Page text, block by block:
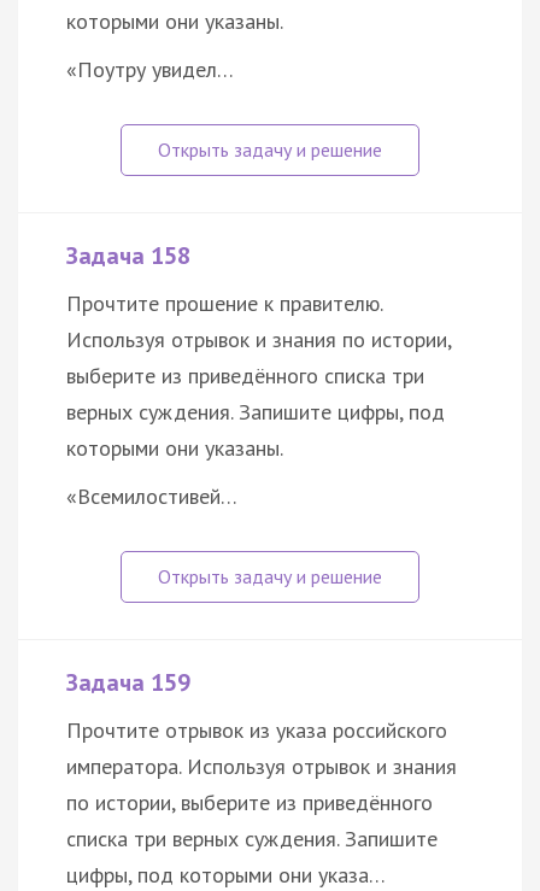
которыми они указаны.
«Поутру увидел…
Задача 158
Прочтите прошение к правителю.
Используя отрывок и знания по истории,
выберите из приведённого списка три
верных суждения. Запишите цифры, под
которыми они указаны.
«Всемилостивей…
Задача 159
Прочтите отрывок из указа российского
императора. Используя отрывок и знания
по истории, выберите из приведённого
списка три верных суждения. Запишите
цифры, под которыми они указа…